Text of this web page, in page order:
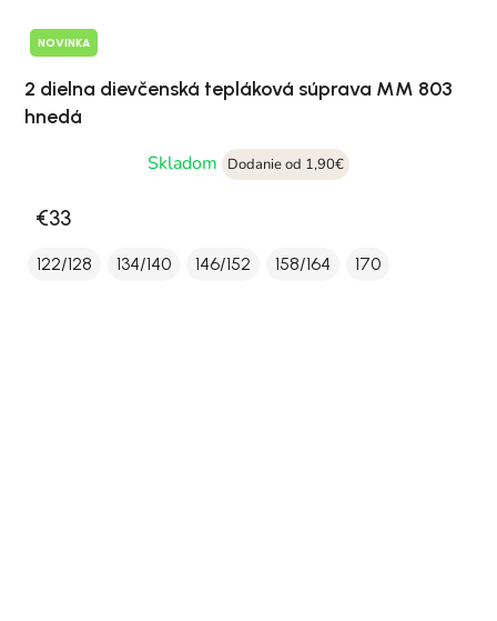
NOVINKA
2 dielna dievčenská tepláková súprava MM 803
hnedá
Skladom
Dodanie od 1,90€
€33
122/128 134/140 146/152 158/164 170